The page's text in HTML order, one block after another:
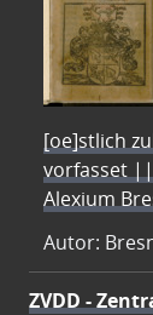
[oe]stlich
vorfasset
Alexium
Autor:
ZVDD -